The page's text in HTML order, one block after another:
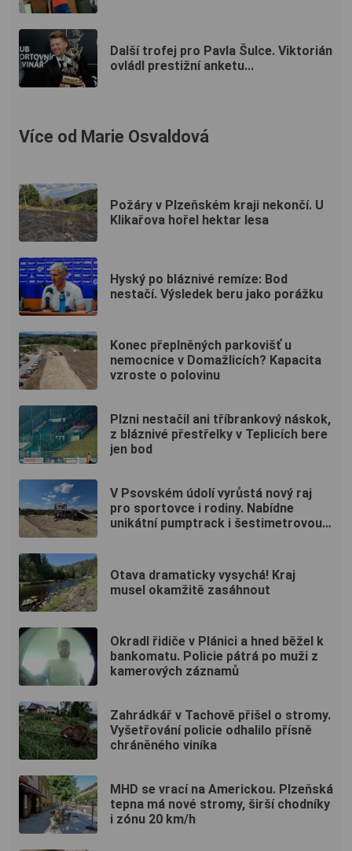
Další trofej pro Pavla Šulce. Viktorián
ovládl prestižní anketu...
Více od Marie Osvaldová
Požáry v Plzeňském kraji nekončí. U
Klikařova hořel hektar lesa
Hyský po bláznivé remíze: Bod
nestačí. Výsledek beru jako porážku
Konec přeplněných parkovišť u
nemocnice v Domažlicích? Kapacita
vzroste o polovinu
Plzni nestačil ani tříbrankový náskok,
z bláznivé přestřelky v Teplicích bere
jen bod
V Psovském údolí vyrůstá nový raj
pro sportovce i rodiny. Nabídne
unikátní pumptrack i šestimetrovou
Otava dramaticky vysychá! Kraj
musel okamžitě zasáhnout
Okradl řidiče v Plánici a hned běžel k
bankomatu. Policie pátrá po muži z
kamerových záznamů
Zahrádkář v Tachově přišel o stromy.
Vyšetřování policie odhalilo přísně
chráněného viníka
MHD se vrací na Americkou. Plzeňská
tepna má nové stromy, širší chodníky
i zónu 20 km/h